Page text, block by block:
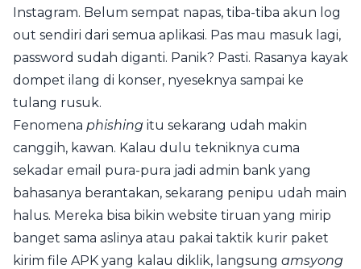
Instagram. Belum sempat napas, tiba-tiba akun log
out sendiri dari semua aplikasi. Pas mau masuk lagi,
password sudah diganti. Panik? Pasti. Rasanya kayak
dompet ilang di konser, nyeseknya sampai ke
tulang rusuk.
Fenomena phishing itu sekarang udah makin
canggih, kawan. Kalau dulu tekniknya cuma
sekadar email pura-pura jadi admin bank yang
bahasanya berantakan, sekarang penipu udah main
halus. Mereka bisa bikin website tiruan yang mirip
banget sama aslinya atau pakai taktik kurir paket
kirim file APK yang kalau diklik, langsung amsyong